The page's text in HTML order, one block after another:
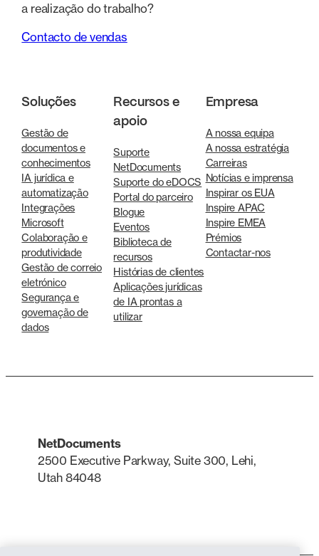
a realização do trabalho?
Contacto de vendas
Soluções
Gestão de
documentos e
conhecimentos
IA jurídica e
automatização
Integrações
Microsoft
Colaboração e
produtividade
Gestão de correio
eletrónico
Segurança e
governação de
dados
Recursos e
apoio
Suporte
NetDocuments
Suporte do eDOCS
Portal do parceiro
Blogue
Eventos
Biblioteca de
recursos
Histórias de clientes
Aplicações jurídicas
de IA prontas a
utilizar
Empresa
A nossa equipa
A nossa estratégia
Carreiras
Notícias e imprensa
Inspirar os EUA
Inspire APAC
Inspire EMEA
Prémios
Contactar-nos
NetDocuments
2500 Executive Parkway, Suite 300, Lehi,
Utah 84048